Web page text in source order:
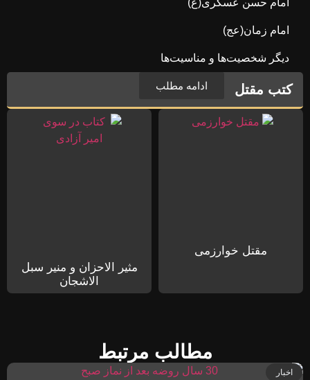
امام حسن عسکری(ع)
امام زمان(عج)
دیگر شخصیت‌ها و مناسیت‌ها
کتب مقتل ادامه مطلب
مقتل خوارزمی
مثیر الاحزان و منیر سبل
الاشجان
مطالب مرتبط
اخبار